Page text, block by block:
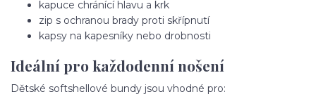
kapuce chránící hlavu a krk
zip s ochranou brady proti skřípnutí
kapsy na kapesníky nebo drobnosti
Ideální pro každodenní nošení
Dětské softshellové bundy jsou vhodné pro: